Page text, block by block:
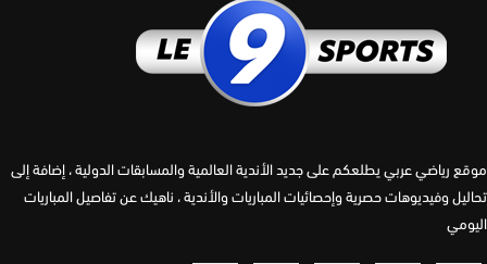
رياضي عربي يطلعكم على جديد الأندية العالمية والمسابقات الدولية ، إضافة إلى
وفيديوهات حصرية وإحصائيات المباريات والأندية ، ناهيك عن تفاصيل المباريات